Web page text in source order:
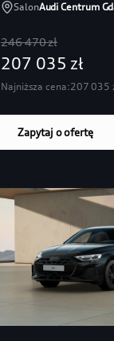
SalonAudi Centrum
246 470 zł
207 035 zł
Najniższa cena:207 035
Zapytaj o ofertę